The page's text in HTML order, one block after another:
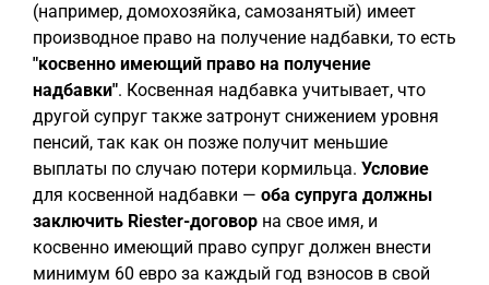
(например, домохозяйка, самозанятый) имеет
производное право на получение надбавки, то есть
"косвенно имеющий право на получение
надбавки". Косвенная надбавка учитывает, что
другой супруг также затронут снижением уровня
пенсий, так как он позже получит меньшие
выплаты по случаю потери кормильца. Условие
для косвенной надбавки — оба супруга должны
заключить Riester-договор на свое имя, и
косвенно имеющий право супруг должен внести
минимум 60 евро за каждый год взносов в свой